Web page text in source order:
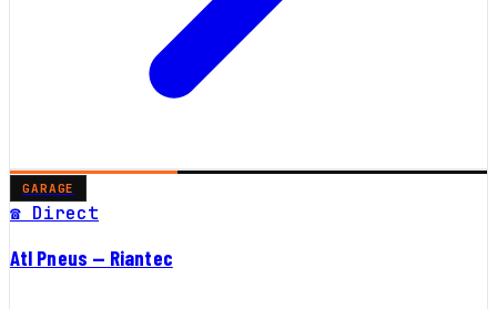
GARAGE
☎ Direct
Atl Pneus — Riantec